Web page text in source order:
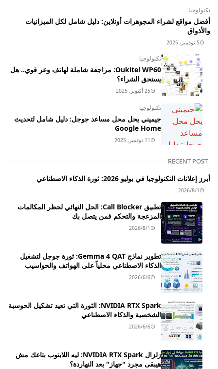
تكنولوجيا
أفضل مواقع لشراء المجوهرات أونلاين: دليل شامل لكل الميزانيات
والأذواق
5 نوفمبر, 2025
تكنولوجيا
Oukitel WP60: مراجعة شاملة لهاتف وعر قوي.. هل
يستحق الشراء؟
25 أكتوبر, 2025
تكنولوجيا
جيميني يحل محل مساعد جوجل: دليل شامل لتحديث
Google Home
11 نوفمبر, 2025
RECENT POST
أبرز إعلانات التكنولوجيا في يوليو 2026: ثورة الذكاء الاصطناعي
2026/8/1
تطبيق Call Blocker: الحل النهائي لحظر المكالمات
المزعجة والتحكم فمن يتصل بك
2026/8/1
تطوير نماذج Gemma 4 QAT: ثورة جوجل لتشغيل
الذكاء الاصطناعي محلياً على الهواتف والحواسيب
2026/6/6
NVIDIA RTX Spark: الثورة التي تعيد تشكيل الحوسبة
الشخصية والذكاء الاصطناعي
2026/6/6
زلزال NVIDIA RTX Spark: ليه اللابتوب بتاعك مش
هيبقى مجرد "جهاز" بعد النهاردة؟